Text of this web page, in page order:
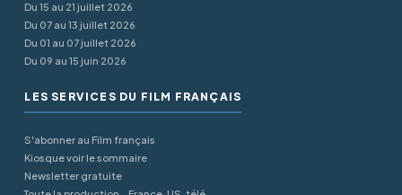
Du 15 au 21 juillet 2026
Du 07 au 13 juillet 2026
Du 01 au 07 juillet 2026
Du 09 au 15 juin 2026
LES SERVICES DU FILM FRANÇAIS
S'abonner au Film français
Kiosque voir le sommaire
Newsletter gratuite